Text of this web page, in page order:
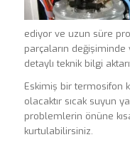
ediyor ve uzun süre
parçaların değişiminde
detaylı teknik bilgi
Eskimiş bir termosifon
olacaktır sıcak suyun
problemlerin önüne
kurtulabilirsiniz.